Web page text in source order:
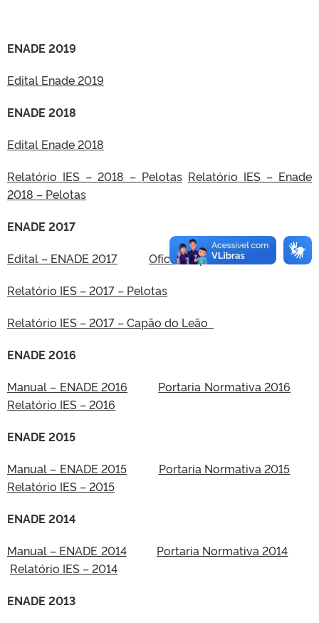
ENADE 2019
Edital Enade 2019
ENADE 2018
Edital Enade 2018
Relatório IES – 2018 – Pelotas Relatório IES – Enade
2018 – Pelotas
ENADE 2017
Edital – ENADE 2017 Ofício Dispensa Greve
Relatório IES – 2017 – Pelotas
Relatório IES – 2017 – Capão do Leão
ENADE 2016
Manual – ENADE 2016
Portaria Normativa 2016
Relatório IES – 2016
ENADE 2015
Manual – ENADE 2015
Portaria Normativa 2015
Relatório IES – 2015
ENADE 2014
Manual – ENADE 2014
Portaria Normativa 2014
Relatório IES – 2014
ENADE 2013